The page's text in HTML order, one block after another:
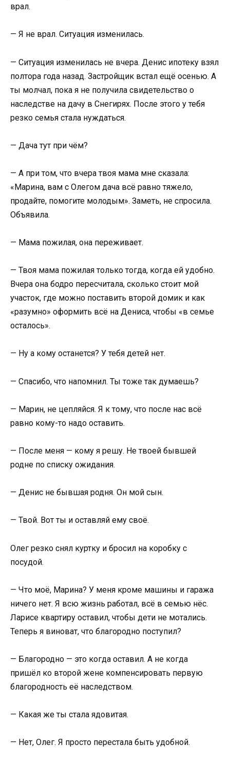
врал.
— Я не врал. Ситуация изменилась.
— Ситуация изменилась не вчера. Денис ипотеку взял
полтора года назад. Застройщик встал ещё осенью. А
ты молчал, пока я не получила свидетельство о
наследстве на дачу в Снегирях. После этого у тебя
резко семья стала нуждаться.
— Дача тут при чём?
— А при том, что вчера твоя мама мне сказала:
«Марина, вам с Олегом дача всё равно тяжело,
продайте, помогите молодым». Заметь, не спросила.
Объявила.
— Мама пожилая, она переживает.
— Твоя мама пожилая только тогда, когда ей удобно.
Вчера она бодро пересчитала, сколько стоит мой
участок, где можно поставить второй домик и как
«разумно» оформить всё на Дениса, чтобы «в семье
осталось».
— Ну а кому останется? У тебя детей нет.
— Спасибо, что напомнил. Ты тоже так думаешь?
— Марин, не цепляйся. Я к тому, что после нас всё
равно кому-то надо оставить.
— После меня — кому я решу. Не твоей бывшей
родне по списку ожидания.
— Денис не бывшая родня. Он мой сын.
— Твой. Вот ты и оставляй ему своё.
Олег резко снял куртку и бросил на коробку с
посудой.
— Что моё, Марина? У меня кроме машины и гаража
ничего нет. Я всю жизнь работал, всё в семью нёс.
Ларисе квартиру оставил, чтобы дети не мотались.
Теперь я виноват, что благородно поступил?
— Благородно — это когда оставил. А не когда
пришёл ко второй жене компенсировать первую
благородность её наследством.
— Какая же ты стала ядовитая.
— Нет, Олег. Я просто перестала быть удобной.